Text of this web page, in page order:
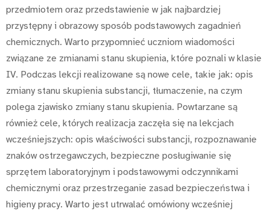
przedmiotem oraz przedstawienie w jak najbardziej
przystępny i obrazowy sposób podstawowych zagadnień
chemicznych. Warto przypomnieć uczniom wiadomości
związane ze zmianami stanu skupienia, które poznali w klasie
IV. Podczas lekcji realizowane są nowe cele, takie jak: opis
zmiany stanu skupienia substancji, tłumaczenie, na czym
polega zjawisko zmiany stanu skupienia. Powtarzane są
również cele, których realizacja zaczęła się na lekcjach
wcześniejszych: opis właściwości substancji, rozpoznawanie
znaków ostrzegawczych, bezpieczne posługiwanie się
sprzętem laboratoryjnym i podstawowymi odczynnikami
chemicznymi oraz przestrzeganie zasad bezpieczeństwa i
higieny pracy. Warto jest utrwalać omówiony wcześniej